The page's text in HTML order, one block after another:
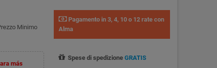
Minimo
más
Pagamento in 3, 4, 10 o 12 rate con
Alma
Spese di spedizione GRATIS